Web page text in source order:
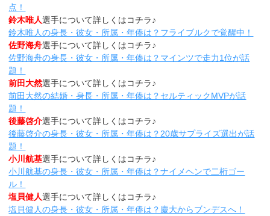
点！
鈴木唯人選手について詳しくはコチラ♪
鈴木唯人の身長・彼女・所属・年俸は？フライブルクで覚醒中！
佐野海舟選手について詳しくはコチラ♪
佐野海舟の身長・彼女・所属・年俸は？マインツで走力1位が話
題！
前田大然選手について詳しくはコチラ♪
前田大然の結婚・身長・所属・年俸は？セルティックMVPが話
題！
後藤啓介選手について詳しくはコチラ♪
後藤啓介の身長・彼女・所属・年俸は？20歳サプライズ選出が話
題！
小川航基選手について詳しくはコチラ♪
小川航基の身長・彼女・所属・年俸は？ナイメヘンで二桁ゴー
ル！
塩貝健人選手について詳しくはコチラ♪
塩貝健人の身長・彼女・所属・年俸は？慶大からブンデスへ！